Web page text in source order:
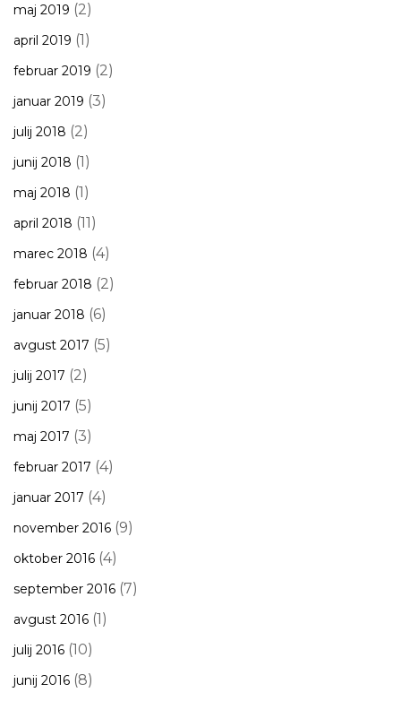
maj 2019 (2)
april 2019 (1)
februar 2019 (2)
januar 2019 (3)
julij 2018 (2)
junij 2018 (1)
maj 2018 (1)
april 2018 (11)
marec 2018 (4)
februar 2018 (2)
januar 2018 (6)
avgust 2017 (5)
julij 2017 (2)
junij 2017 (5)
maj 2017 (3)
februar 2017 (4)
januar 2017 (4)
november 2016 (9)
oktober 2016 (4)
september 2016 (7)
avgust 2016 (1)
julij 2016 (10)
junij 2016 (8)